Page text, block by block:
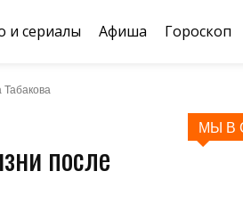
и сериалы Афиша Гороскоп
после
МЫ В